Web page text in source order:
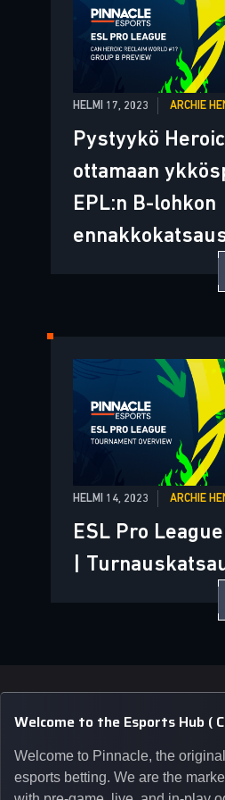
HELMI 17, 2023 ARCHIE
Pystyykö
ottamaan
EPL:n B-lohkon
HELMI 14, 2023 ARCHIE
ESL Pro
|
Welcome to the Esports Hub (
Welcome to Pinnacle, the
esports betting. We are the